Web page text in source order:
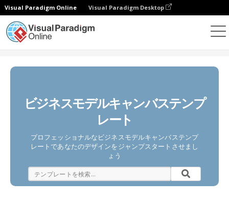
Visual Paradigm Online Visual Paradigm Desktop
ビジネスモデルキャンバステンプ
レート
プロフェッショナルなビジネスモデルキャンバステンプ
レートであなたのデザインをジャンプスタートさせまし
ょう